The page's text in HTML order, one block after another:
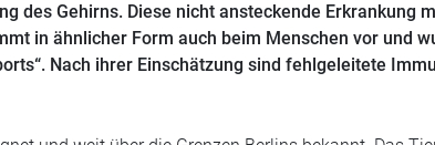
des Gehirns. Diese nicht ansteckende Erkrankung
in ähnlicher Form auch beim Menschen vor
“. Nach ihrer Einschätzung sind fehlgeleitete